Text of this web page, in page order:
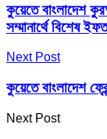
কুয়েতে বাংলাদেশ
সম্মানার্থে বিশেষ
Next Post
কুয়েতে বাংলাদেশ
Next Post